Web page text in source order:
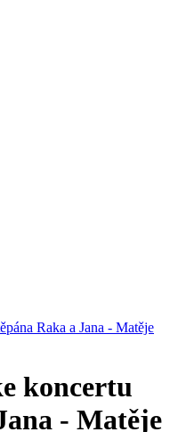
Raka a Jana - Matěje
koncertu
- Matěje